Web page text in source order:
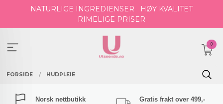
NATURLIGE INGREDIENSER
HØY KVALITET
RIMELIGE PRISER
0
FORSIDE HUDPLEIE
Norsk nettbutikk Gratis frakt over 499,-